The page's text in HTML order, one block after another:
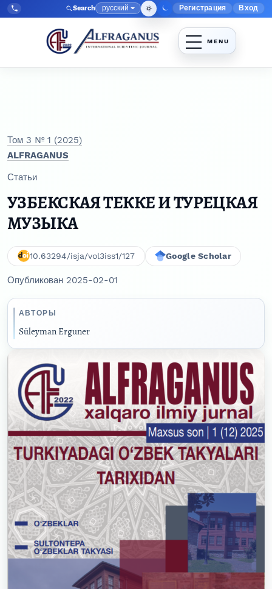
Перейти к главному меню навигации
Перейти к основному контенту
Перейти к нижнему колонтитулу сайта
Tel:
+998903350930 Search Язык
русский Меню
Регистрация Вход
Том 3 № 1 (2025)
ALFRAGANUS
Статьи
УЗБЕКСКАЯ ТЕККЕ И ТУРЕЦКАЯ
МУЗЫКА
10.63294/isja/vol3iss1/127 Google Scholar
Опубликован 2025-02-01
АВТОРЫ
Süleyman Erguner